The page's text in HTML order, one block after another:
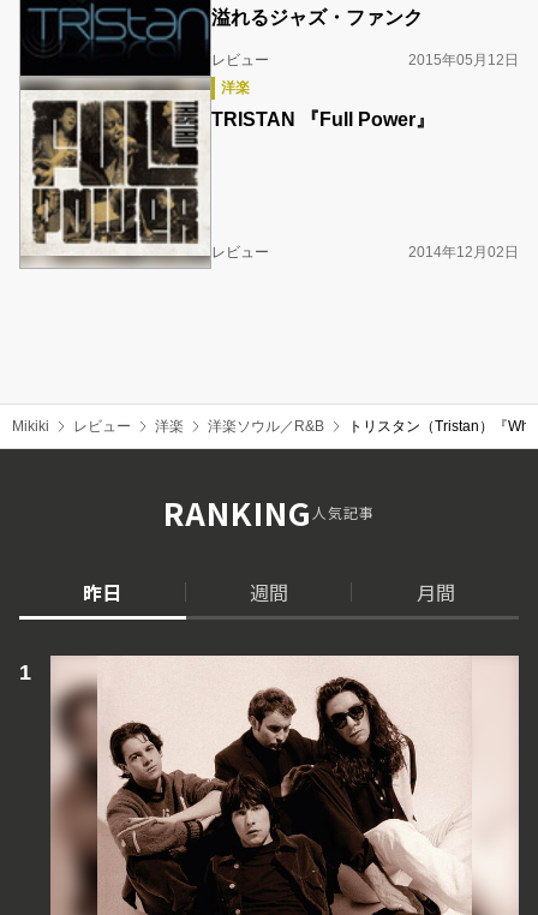
溢れるジャズ・ファンク
レビュー
2015年05月12日
洋楽
TRISTAN 『Full Power』
レビュー 2014年12月02日
Mikiki レビュー 洋楽 洋楽ソウル／R&B トリスタン（Tristan）『
RANKING人気記事
昨日 週間 月間